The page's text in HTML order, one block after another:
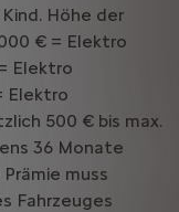
Höhe der
€ = Elektro
Elektro
Elektro
500 € bis max.
36 Monate
muss
Fahrzeuges